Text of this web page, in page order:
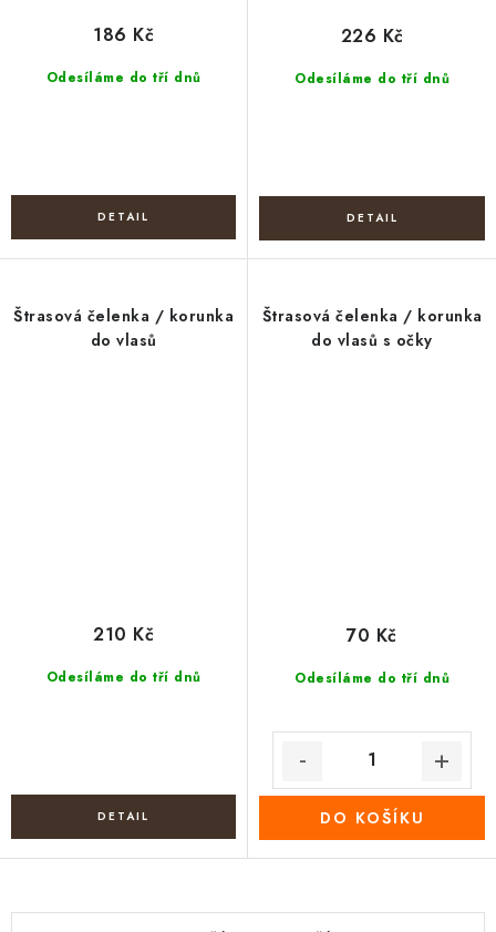
Odesíláme do tří dnů
186 Kč
Odesíláme do tří dnů
226 Kč
Štrasová čelenka / korunka
do vlasů
Odesíláme do tří dnů
210 Kč
Štrasová čelenka / korunka
do vlasů s očky
Odesíláme do tří dnů
70 Kč
DO KOŠÍKU